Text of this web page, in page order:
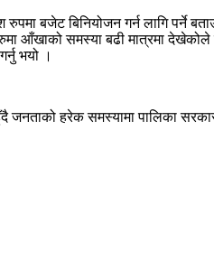
बजेट बिनियोजन गर्न लागि पर्ने
आँखाको समस्या बढी मात्रमा
भयो ।
हरेक समस्यामा पालिका